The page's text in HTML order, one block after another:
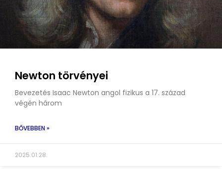
Newton törvényei
Bevezetés Isaac Newton angol fizikus a 17. század
végén három
BŐVEBBEN »
2025.01.28.